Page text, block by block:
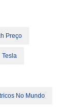
Preço
Tesla
No Mundo